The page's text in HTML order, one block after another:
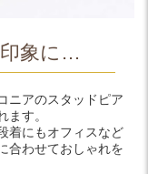
象に…
ニアのスタッドピア
す。
着にもオフィスなど
合わせておしゃれを